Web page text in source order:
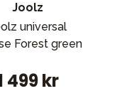
Joolz
universal
Forest green
499 kr